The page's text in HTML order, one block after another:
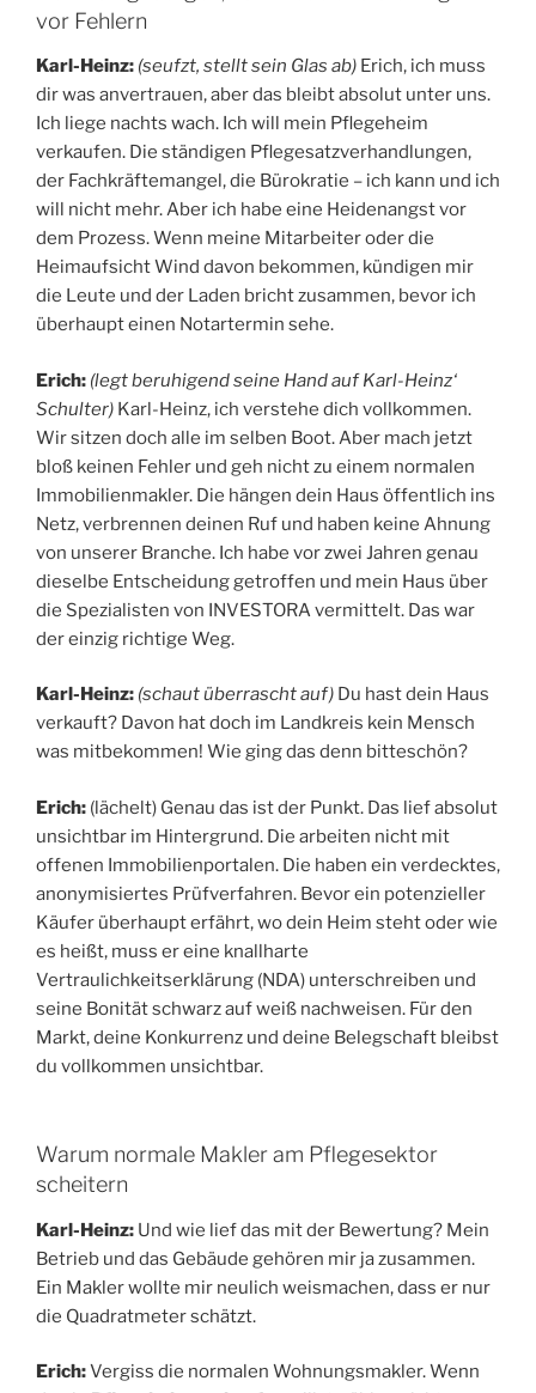
vor Fehlern
Karl-Heinz: (seufzt, stellt sein Glas ab) Erich, ich muss
dir was anvertrauen, aber das bleibt absolut unter uns.
Ich liege nachts wach. Ich will mein Pflegeheim
verkaufen. Die ständigen Pflegesatzverhandlungen,
der Fachkräftemangel, die Bürokratie – ich kann und ich
will nicht mehr. Aber ich habe eine Heidenangst vor
dem Prozess. Wenn meine Mitarbeiter oder die
Heimaufsicht Wind davon bekommen, kündigen mir
die Leute und der Laden bricht zusammen, bevor ich
überhaupt einen Notartermin sehe.
Erich: (legt beruhigend seine Hand auf Karl-Heinz‘
Schulter) Karl-Heinz, ich verstehe dich vollkommen.
Wir sitzen doch alle im selben Boot. Aber mach jetzt
bloß keinen Fehler und geh nicht zu einem normalen
Immobilienmakler. Die hängen dein Haus öffentlich ins
Netz, verbrennen deinen Ruf und haben keine Ahnung
von unserer Branche. Ich habe vor zwei Jahren genau
dieselbe Entscheidung getroffen und mein Haus über
die Spezialisten von INVESTORA vermittelt. Das war
der einzig richtige Weg.
Karl-Heinz: (schaut überrascht auf) Du hast dein Haus
verkauft? Davon hat doch im Landkreis kein Mensch
was mitbekommen! Wie ging das denn bitteschön?
Erich: (lächelt) Genau das ist der Punkt. Das lief absolut
unsichtbar im Hintergrund. Die arbeiten nicht mit
offenen Immobilienportalen. Die haben ein verdecktes,
anonymisiertes Prüfverfahren. Bevor ein potenzieller
Käufer überhaupt erfährt, wo dein Heim steht oder wie
es heißt, muss er eine knallharte
Vertraulichkeitserklärung (NDA) unterschreiben und
seine Bonität schwarz auf weiß nachweisen. Für den
Markt, deine Konkurrenz und deine Belegschaft bleibst
du vollkommen unsichtbar.
Warum normale Makler am Pflegesektor
scheitern
Karl-Heinz: Und wie lief das mit der Bewertung? Mein
Betrieb und das Gebäude gehören mir ja zusammen.
Ein Makler wollte mir neulich weismachen, dass er nur
die Quadratmeter schätzt.
Erich:Vergiss die normalen Wohnungsmakler. Wenn